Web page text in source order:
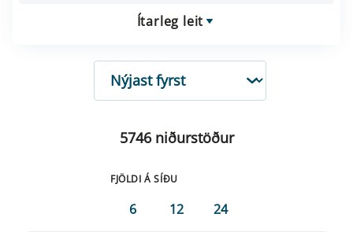
Ítarleg leit
RÖÐUN
5746 niðurstöður
FJÖLDI Á SÍÐU
6 12 24